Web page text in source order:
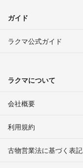
ガイド
ラクマ公式ガイド
ラクマについて
会社概要
利用規約
古物営業法に基づく表記